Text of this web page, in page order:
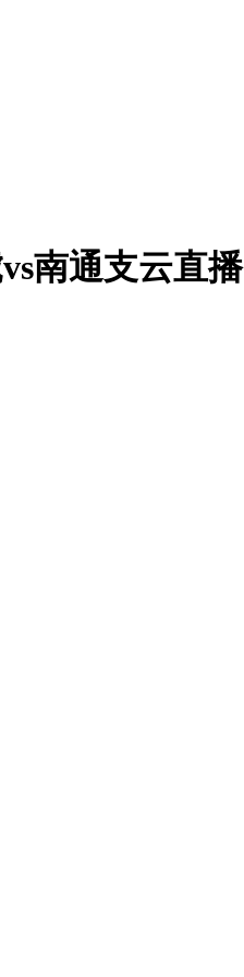
南通支云直播